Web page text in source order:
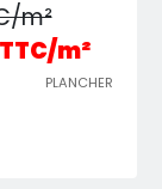
m²
m²
PLANCHER